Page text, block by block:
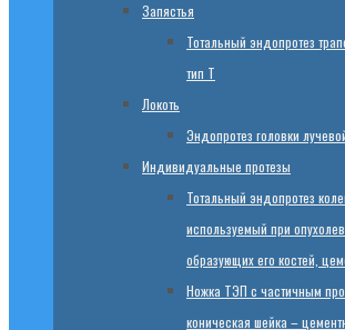
Запястья
Тотальный эндопротез
тип T
Локоть
Эндопротез головки
Индивидуальные протезы
Тотальный эндопротез
используемый при
образующих его костей,
Ножка ТЭП с частичным
коническая шейка –